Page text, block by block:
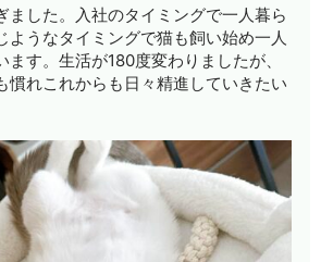
ました。入社のタイミングで一人暮ら
ようなタイミングで猫も飼い始め一人
ます。生活が180度変わりましたが、
慣れこれからも日々精進していきたい